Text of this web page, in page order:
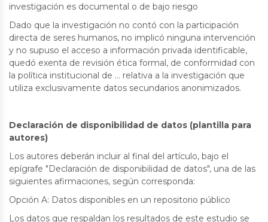
investigación es documental o de bajo riesgo
Dado que la investigación no contó con la participación
directa de seres humanos, no implicó ninguna intervención
y no supuso el acceso a información privada identificable,
quedó exenta de revisión ética formal, de conformidad con
la política institucional de … relativa a la investigación que
utiliza exclusivamente datos secundarios anonimizados.
Declaración de disponibilidad de datos (plantilla para
autores)
Los autores deberán incluir al final del artículo, bajo el
epígrafe "Declaración de disponibilidad de datos", una de las
siguientes afirmaciones, según corresponda:
Opción A: Datos disponibles en un repositorio público
Los datos que respaldan los resultados de este estudio se